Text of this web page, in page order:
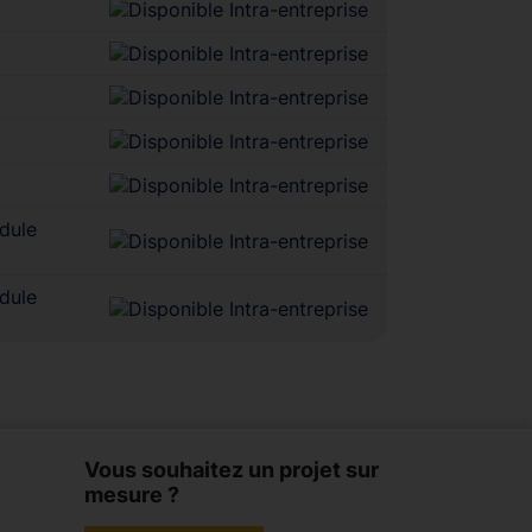
Vous souhaitez un projet sur
mesure ?